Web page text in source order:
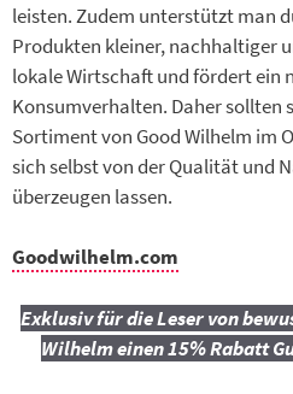
leisten. Zudem unterstützt man
Produkten kleiner, nachhaltiger
lokale Wirtschaft und fördert ein
Konsumverhalten. Daher sollten
Sortiment von Good Wilhelm im
sich selbst von der Qualität und
überzeugen lassen.
Goodwilhelm.com
Exklusiv für die Leser von
Wilhelm einen 15% Rabatt